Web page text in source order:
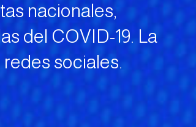
nacionales,
del COVID-19. La
sociales.